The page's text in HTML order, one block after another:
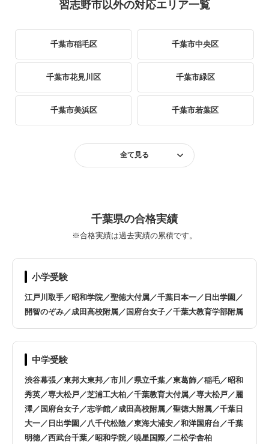
習志野市以外の対応エリア一覧
千葉市稲毛区 千葉市中央区
千葉市花見川区 千葉市緑区
千葉市美浜区 千葉市若葉区
我孫子市 市川市
習志野市 野田市
船橋市
印西市 佐倉市
白井市 八千代市
オンライン指導は全国対応
全て見る
千葉県の合格実績
※合格実績は過去実績の累積です。
小学受験
江戸川取手／昭和学院／聖徳大付属／千葉日本一／日出学園／
開智のぞみ／成田高校附属／国府台女子／千葉大教育学部附属
中学受験
渋谷幕張／東邦大東邦／市川／県立千葉／東葛飾／稲毛／昭和
秀英／専大松戸／芝浦工大柏／千葉教育大付属／専大松戸／麗
澤／国府台女子／志学館／成田高校附属／聖徳大附属／千葉日
大一／日出学園／八千代松陰／東海大浦安／和洋国府台／千葉
明徳／西武台千葉／昭和学院／暁星国際／二松学舎柏